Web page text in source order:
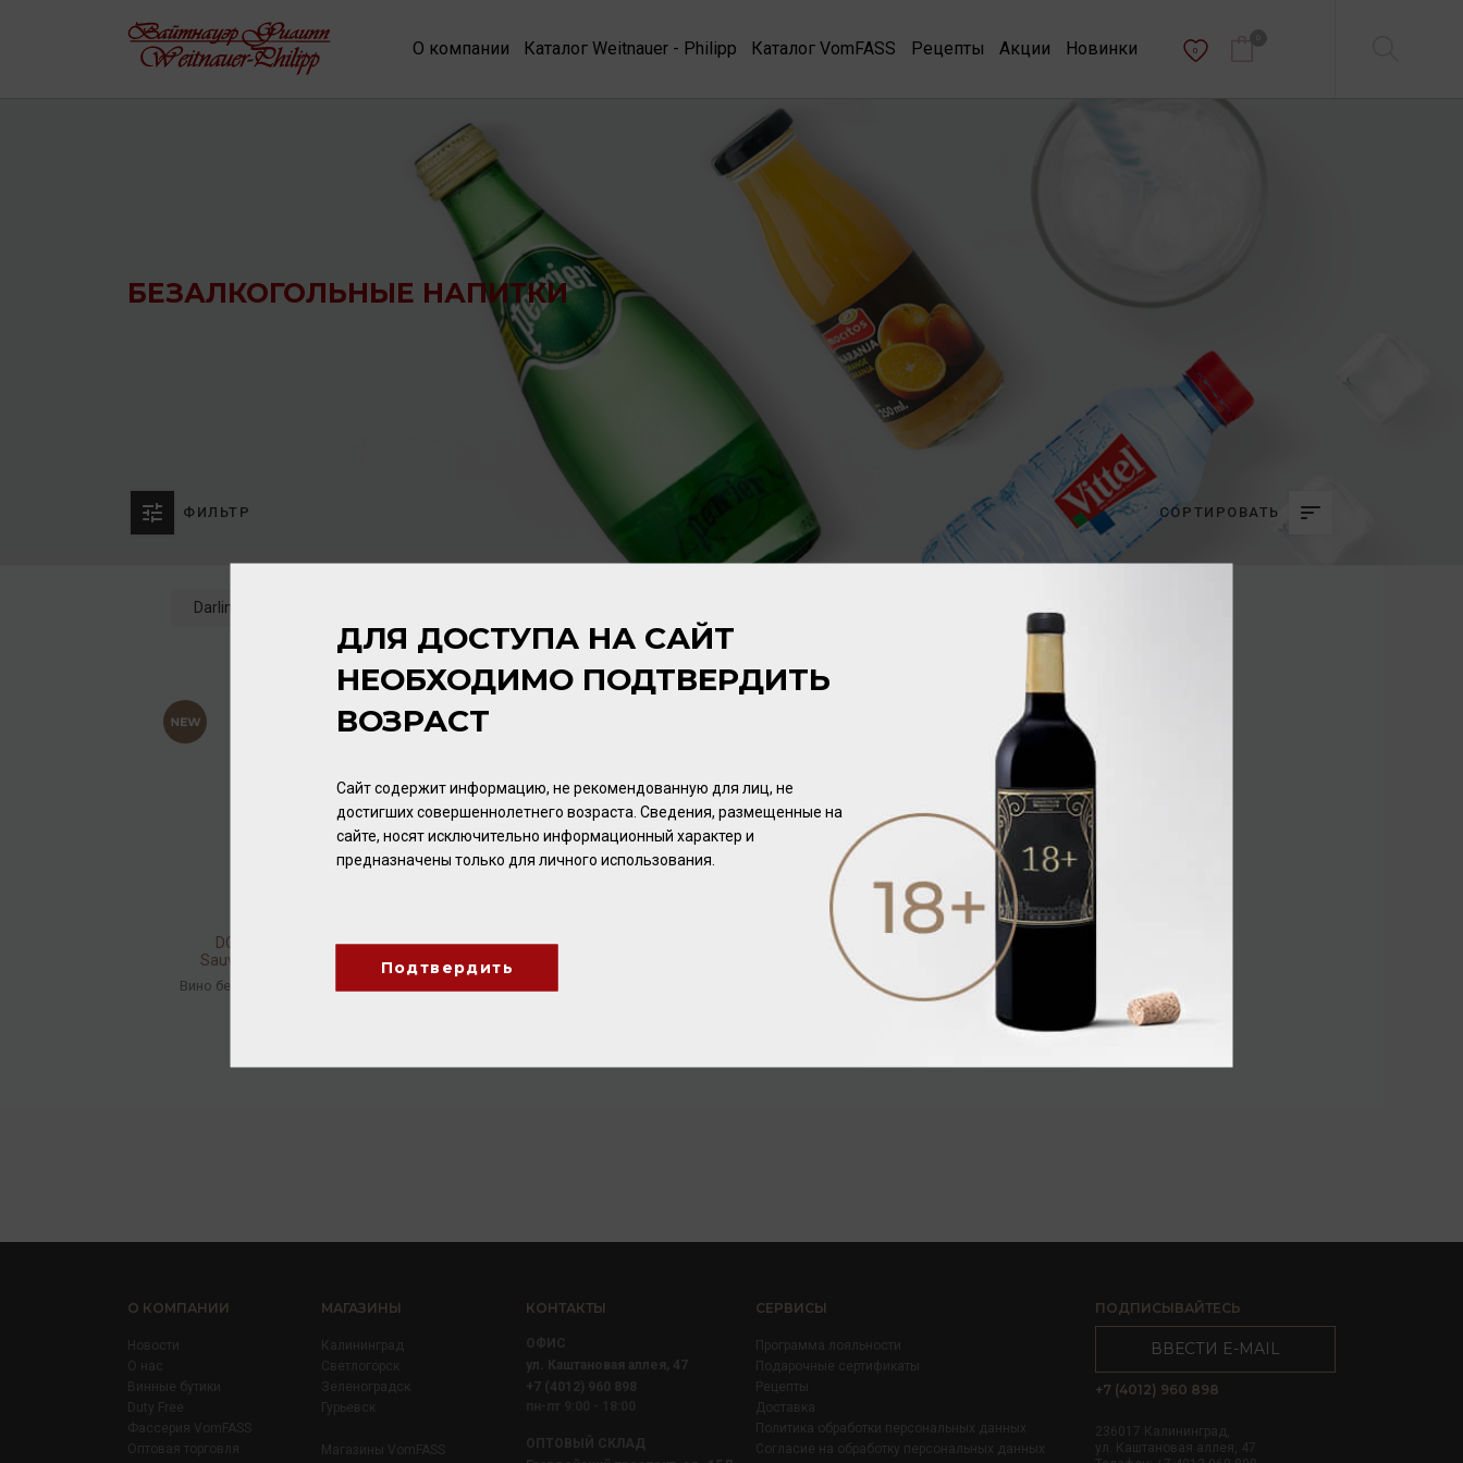
О компании Каталог Weitnauer - Philipp Каталог VomFASS Рецепты Акции Новинки 0
БЕЗАЛКОГОЛЬНЫЕ НАПИТКИ
ФИЛЬТР СОРТИРОВАТЬ
Darling Cellars
DC De-Alcoholised
Sauvignon Blanc 0,75л
Вино безалкогольное
DC De-Alcoholised Shiraz
О КОМПАНИИ
Новости
О нас
Винные бутики
Duty Free
Фассерия VomFASS
Оптовая торговля
МАГАЗИНЫ
Калининград
Светлогорск
Зеленоградск
Гурьевск
Магазины VomFASS
КОНТАКТЫ
ОФИС
ул. Каштановая аллея, 47
+7 (4012) 960 898
ОПТОВЫЙ СКЛАД
СЕРВИСЫ
Программа лояльности
Подарочные сертификаты
Рецепты
Доставка
Политика обработки персональных данных
Согласие на обработку персональных данных
ПОДПИСЫВАЙТЕСЬ
ВВЕСТИ E-MAIL
+7 (4012) 960 898
236017 Калининград,
ул. Каштановая аллея, 47
ДЛЯ ДОСТУПА НА САЙТ
НЕОБХОДИМО ПОДТВЕРДИТЬ
ВОЗРАСТ
Сайт содержит информацию, не рекомендованную для лиц, не
достигших совершеннолетнего возраста. Сведения, размещенные на
сайте, носят исключительно информационный характер и
предназначены только для личного использования.
Подтвердить